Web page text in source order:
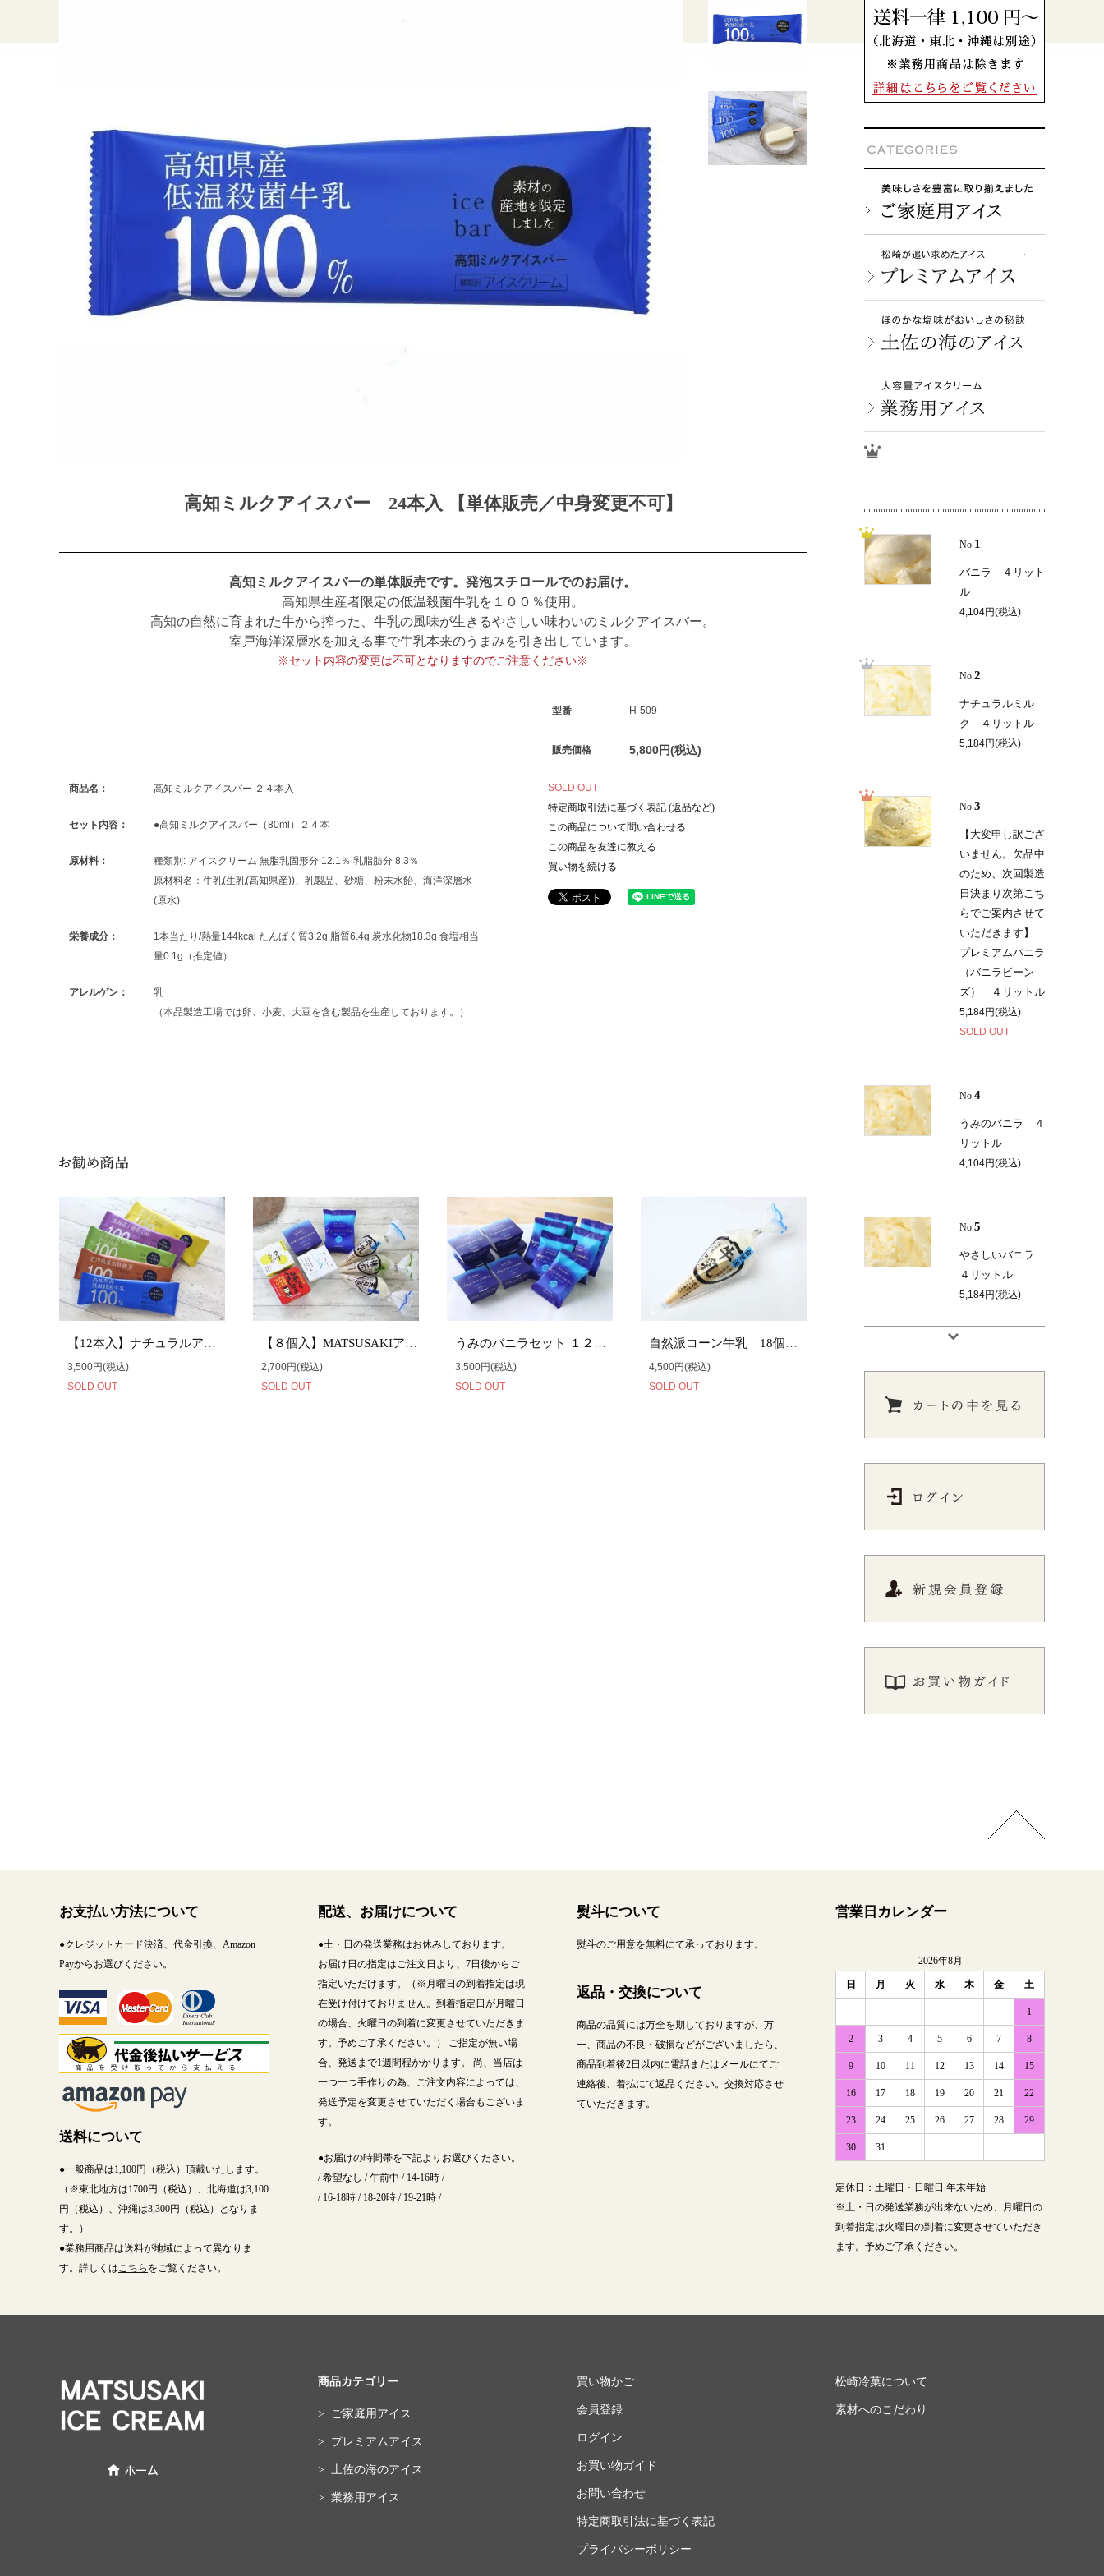
高知ミルクアイスバー 24本入 【単体販売／中身変更不可】
高知ミルクアイスバーの単体販売です。発泡スチロールでのお届け。
高知県生産者限定の低温殺菌牛乳を１００％使用。
高知の自然に育まれた牛から搾った、牛乳の風味が生きるやさしい味わいのミルクアイスバー。
室戸海洋深層水を加える事で牛乳本来のうまみを引き出しています。
※セット内容の変更は不可となりますのでご注意ください※
商品名： 高知ミルクアイスバー ２４本入
セット内容： ●高知ミルクアイスバー（80ml）２４本
原材料：
種類別: アイスクリーム 無脂乳固形分 12.1％ 乳脂肪分 8.3％
原材料名：牛乳(生乳(高知県産))、乳製品、砂糖、粉末水飴、海洋深層水
(原水)
栄養成分：
1本当たり/熱量144kcal たんぱく質3.2g 脂質6.4g 炭水化物18.3g 食塩相当
量0.1g（推定値）
アレルゲン：
乳
（本品製造工場では卵、小麦、大豆を含む製品を生産しております。）
型番 H-509
販売価格 5,800円(税込)
SOLD OUT
特定商取引法に基づく表記 (返品など)
この商品について問い合わせる
この商品を友達に教える
買い物を続ける
【12本入】ナチュラルアイスバーセット
3,500円(税込)
SOLD OUT
【８個入】MATSUSAKIアイスセット
2,700円(税込)
SOLD OUT
うみのバニラセット １２個入
3,500円(税込)
SOLD OUT
自然派コーン牛乳 18個入 【単体販売／中身変更不可】
4,500円(税込)
SOLD OUT
No. 1
バニラ ４リット
ル
4,104円(税込)
No. 2
ナチュラルミル
ク ４リットル
5,184円(税込)
No.3
【大変申し訳ござ
いません。欠品中
のため、次回製造
日決まり次第こち
らでご案内させて
いただきます】
プレミアムバニラ
（バニラビーン
ズ） ４リットル
5,184円(税込)
SOLD OUT
No.4
うみのバニラ ４
リットル
4,104円(税込)
No.5
やさしいバニラ
４リットル
5,184円(税込)
お支払い方法について
●クレジットカード決済、代金引換、Amazon
Payからお選びください。
送料について
●一般商品は1,100円（税込）頂戴いたします。
（※東北地方は1700円（税込）、北海道は3,100
円（税込）、沖縄は3,300円（税込）となりま
す。）
●業務用商品は送料が地域によって異なりま
す。詳しくはこちら をご覧ください。
配送、お届けについて
●土・日の発送業務はお休みしております。
お届け日の指定はご注文日より、7日後からご
指定いただけます。（※月曜日の到着指定は現
在受け付けておりません。到着指定日が月曜日
の場合、火曜日の到着に変更させていただきま
す。予めご了承ください。） ご指定が無い場
合、発送まで1週間程かかります。 尚、当店は
一つ一つ手作りの為、ご注文内容によっては、
発送予定を変更させていただく場合もございま
す。
●お届けの時間帯を下記よりお選びください。
/ 希望なし / 午前中 / 14-16時 /
/ 16-18時 / 18-20時 / 19-21時 /
熨斗について
熨斗のご用意を無料にて承っております。
返品・交換について
商品の品質には万全を期しておりますが、万
一、商品の不良・破損などがございましたら、
商品到着後2日以内に電話またはメールにてご
連絡後、着払にて返品ください。交換対応させ
ていただきます。
営業日カレンダー
2026年8月
日 月 火 水 木 金 土
1
2 3 4 5 6 7 8
9 10 11 12 13 14 15
16 17 18 19 20 21 22
23 24 25 26 27 28 29
30 31
定休日：土曜日・日曜日.年末年始
※土・日の発送業務が出来ないため、月曜日の
到着指定は火曜日の到着に変更させていただき
ます。予めご了承ください。
商品カテゴリー
> ご家庭用アイス
> プレミアムアイス
> 土佐の海のアイス
> 業務用アイス
買い物かご
会員登録
ログイン
お買い物ガイド
お問い合わせ
特定商取引法に基づく表記
プライバシーポリシー
松崎冷菓について
素材へのこだわり